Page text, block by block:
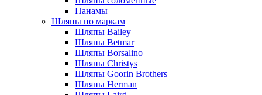
Панамы
Шляпы по маркам
Шляпы Bailey
Шляпы Betmar
Шляпы Borsalino
Шляпы Christys
Шляпы Goorin Brothers
Шляпы Herman